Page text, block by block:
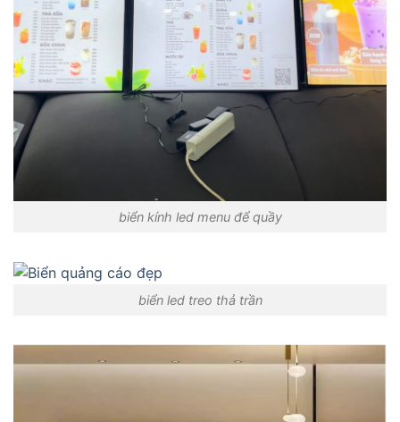
biển kính led menu để quầy
biển led treo thả trần